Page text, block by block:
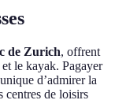
de Zurich, offrent
le kayak. Pagayer
d’admirer la
centres de loisirs